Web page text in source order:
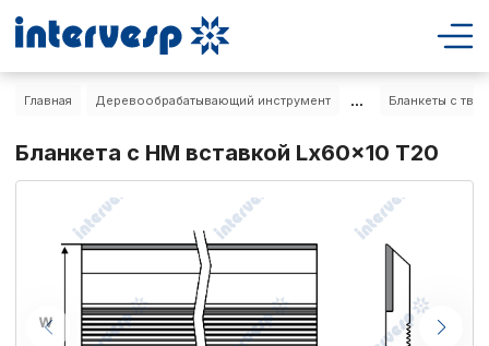
Главная Деревообрабатывающий инструмент ... Бланкеты с
Бланкета с HM вставкой Lx60x10 T20